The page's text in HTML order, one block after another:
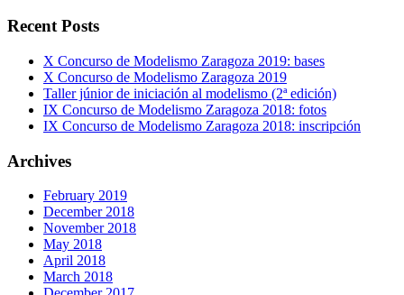
Recent Posts
X Concurso de Modelismo Zaragoza 2019: bases
X Concurso de Modelismo Zaragoza 2019
Taller júnior de iniciación al modelismo (2ª edición)
IX Concurso de Modelismo Zaragoza 2018: fotos
IX Concurso de Modelismo Zaragoza 2018: inscripción
Archives
February 2019
December 2018
November 2018
May 2018
April 2018
March 2018